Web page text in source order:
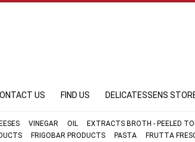
US FIND US DELICATESSENS
VINEGAR OIL EXTRACTS BROTH - PEELED
FRIGOBAR PRODUCTS PASTA FRUTTA